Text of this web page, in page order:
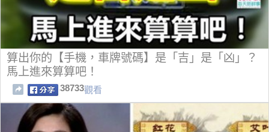
算出你的【手機，車牌號碼】是「吉」是「凶」？
馬上進來算算吧！
38733觀看